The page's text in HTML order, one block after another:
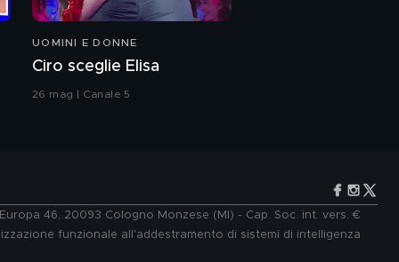
Giada a "C'è posta per
te"
Giada
UOMINI E DONNE
Ciro sceglie Elisa
26 mag | Canale 5
46, 20093 Cologno Monzese (MI) - Cap. Soc. int. vers. €
funzionale all'addestramento di sistemi di intelligenza